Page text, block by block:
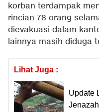
korban terdampak
rincian 78 orang
dievakuasi dalam
lainnya masih diduga
Lihat Juga :
Update